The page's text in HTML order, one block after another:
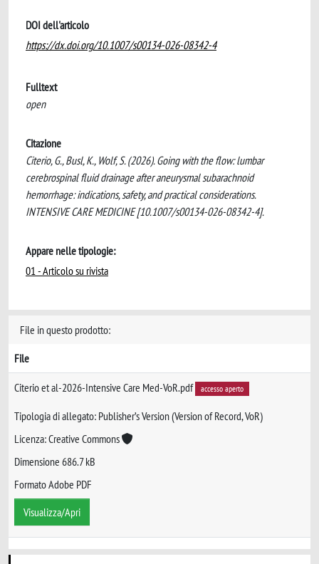
DOI dell'articolo
https://dx.doi.org/10.1007/s00134-026-08342-4
Fulltext
open
Citazione
Citerio, G., Busl, K., Wolf, S. (2026). Going with the flow: lumbar
cerebrospinal fluid drainage after aneurysmal subarachnoid
hemorrhage: indications, safety, and practical considerations.
INTENSIVE CARE MEDICINE [10.1007/s00134-026-08342-4].
Appare nelle tipologie:
01 - Articolo su rivista
File in questo prodotto:
File
Citerio et al-2026-Intensive Care Med-VoR.pdf accesso aperto
Tipologia di allegato: Publisher’s Version (Version of Record, VoR)
Licenza: Creative Commons
Dimensione 686.7 kB
Formato Adobe PDF
Visualizza/Apri